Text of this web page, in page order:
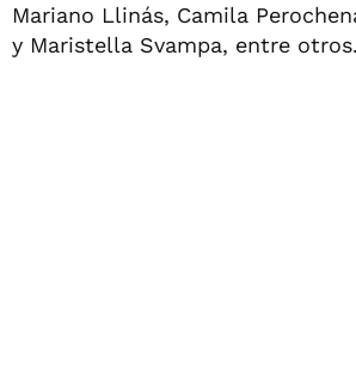
Mariano Llinás, Camila
y Maristella Svampa, entre otros.